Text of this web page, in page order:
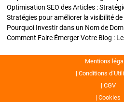
Mentions
Conditions
CGV
Cookies